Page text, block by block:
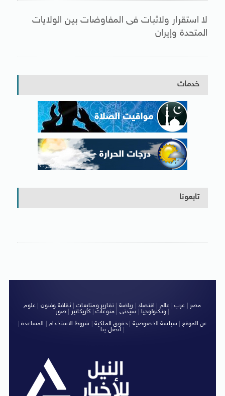
لا استقرار ولاثبات فى المفاوضات بين الولايات
المتحدة وإيران
خدمات
تابعونا
مصر عرب عالم اقتصاد رياضة |تقارير ومتابعات|ثقافة وفنون
علوم
وتكنولوجيا| سيدتى منوعات كاريكاتير صور
|
عن الموقع
سياسة الخصوصية حقوق الملكية شروط الاستخدام| المساعدة|
اتصل بنا